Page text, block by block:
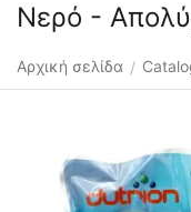
Nερό -
Αρχική σελίδα /